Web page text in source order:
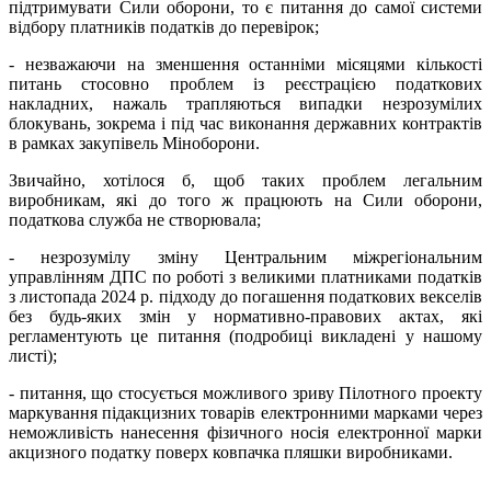
підтримувати Сили оборони, то є питання до самої системи
відбору платників податків до перевірок;
- незважаючи на зменшення останніми місяцями кількості
питань стосовно проблем із реєстрацією податкових
накладних, нажаль трапляються випадки незрозумілих
блокувань, зокрема і під час виконання державних контрактів
в рамках закупівель Міноборони.
Звичайно, хотілося б, щоб таких проблем легальним
виробникам, які до того ж працюють на Сили оборони,
податкова служба не створювала;
- незрозумілу зміну Центральним міжрегіональним
управлінням ДПС по роботі з великими платниками податків
з листопада 2024 р. підходу до погашення податкових векселів
без будь-яких змін у нормативно-правових актах, які
регламентують це питання (подробиці викладені у нашому
листі);
- питання, що стосується можливого зриву Пілотного проекту
маркування підакцизних товарів електронними марками через
неможливість нанесення фізичного носія електронної марки
акцизного податку поверх ковпачка пляшки виробниками.